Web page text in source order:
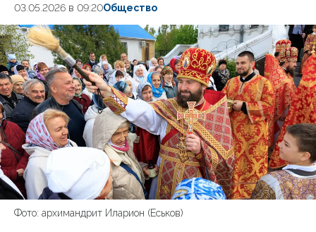
03.05.2026 в 09:20Общество
Фото: архимандрит Иларион (Еськов)